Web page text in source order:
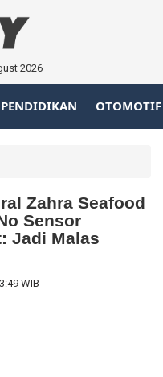
2026
PENDIDIKAN OTOMOTIF
Zahra Seafood
Sensor
Jadi Malas
WIB